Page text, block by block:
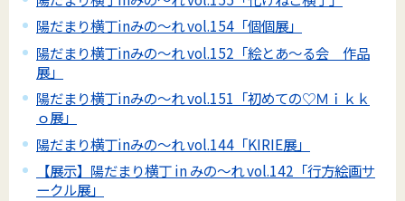
陽だまり横丁inみの～れ vol.154「個個展」
陽だまり横丁inみの～れ vol.152「絵とあ～る会 作品
展」
陽だまり横丁inみの～れ vol.151「初めての♡Ｍｉｋｋ
ｏ展」
陽だまり横丁inみの～れ vol.144「KIRIE展」
【展示】陽だまり横丁 in みの～れ vol.142「行方絵画サ
ークル展」